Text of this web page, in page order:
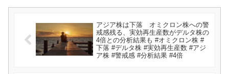
アジア株は下落 オミクロン株への警
戒感残る、実効再生産数がデルタ株の
4倍との分析結果も #オミクロン株 #
下落 #デルタ株 #実効再生産数 #アジ
ア株 #警戒感 #分析結果 #4倍